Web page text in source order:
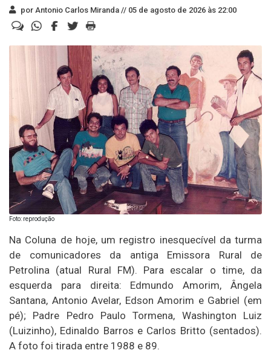
por Antonio Carlos Miranda // 05 de agosto de 2026 às 22:00
Foto: reprodução
Na Coluna de hoje, um registro inesquecível da turma
de comunicadores da antiga Emissora Rural de
Petrolina (atual Rural FM). Para escalar o time, da
esquerda para direita: Edmundo Amorim, Ângela
Santana, Antonio Avelar, Edson Amorim e Gabriel (em
pé); Padre Pedro Paulo Tormena, Washington Luiz
(Luizinho), Edinaldo Barros e Carlos Britto (sentados).
A foto foi tirada entre 1988 e 89.